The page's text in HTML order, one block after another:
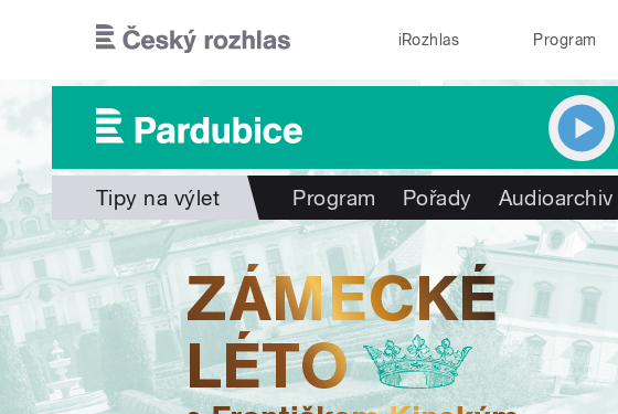
iRozhlas Program
Tipy na výlet Program Pořady Audioarchiv